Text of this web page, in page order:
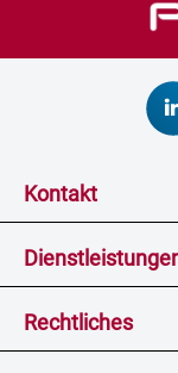
Kontakt
Rechtliches